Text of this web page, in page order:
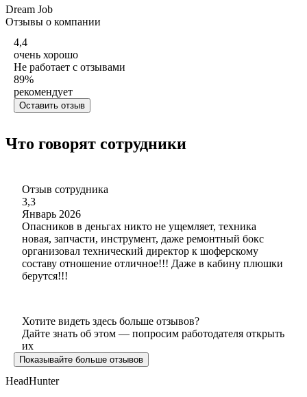
Dream Job
Отзывы о компании
4,4
очень хорошо
Не работает с отзывами
89%
рекомендует
Оставить отзыв
Что говорят сотрудники
Отзыв сотрудника
3,3
Январь 2026
Опасников в деньгах никто не ущемляет, техника
новая, запчасти, инструмент, даже ремонтный бокс
организовал технический директор к шоферскому
составу отношение отличное!!! Даже в кабину плюшки
берутся!!!
Хотите видеть здесь больше отзывов?
Дайте знать об этом — попросим работодателя открыть
их
Показывайте больше отзывов
HeadHunter